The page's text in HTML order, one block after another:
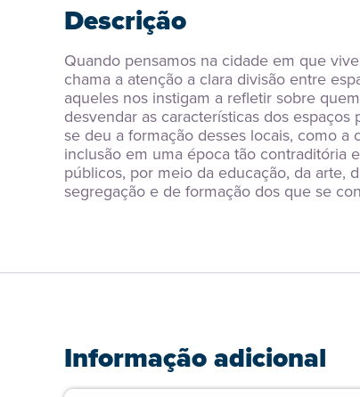
Descrição
Quando pensamos na cidade em que
chama a atenção a clara divisão entre
aqueles nos instigam a refletir sobre
desvendar as características dos
se deu a formação desses locais, como
inclusão em uma época tão contraditória
públicos, por meio da educação, da arte,
segregação e de formação dos que se
Informação adicional